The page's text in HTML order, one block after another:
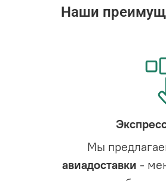
Наши
Мы
авиадоставки -